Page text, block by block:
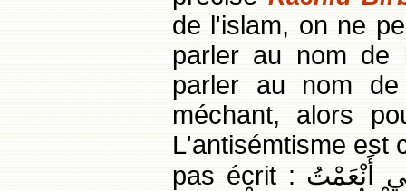
de l'islam, on ne
parler au nom de
parler au nom
méchant, alors
L'antisémtisme est
pas écrit : يَا بَنِي إِسْرَائِيلَ اذْكُرُوا نِعْمَتِيَ الَّتِي أَنْعَمْتُ